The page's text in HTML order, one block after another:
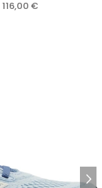
116,00 €